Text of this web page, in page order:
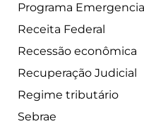
Programa Emergencial
Receita Federal
Recessão econômica
Recuperação Judicial
Regime tributário
Sebrae